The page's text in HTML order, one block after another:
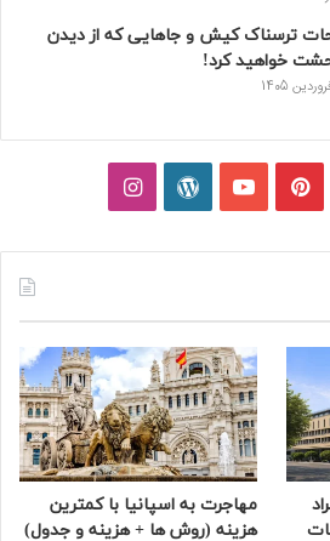
ترسناک کیش و جاهایی که از دیدن
خواهید کرد!
پینتریستیوتیوبوردپرساینستاگرام
مهاجرت به اسپانیا با کمترین
هزینه (روش ها + هزینه و جدول)